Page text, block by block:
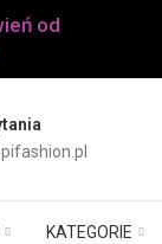
od
KATEGORIE